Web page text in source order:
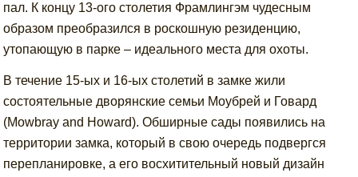
пал. К концу 13-ого столетия Фрамлингэм чудесным
образом преобразился в роскошную резиденцию,
утопающую в парке – идеального места для охоты.
В течение 15-ых и 16-ых столетий в замке жили
состоятельные дворянские семьи Моубрей и Говард
(Mowbray and Howard). Обширные сады появились на
территории замка, который в свою очередь подвергся
перепланировке, а его восхитительный новый дизайн